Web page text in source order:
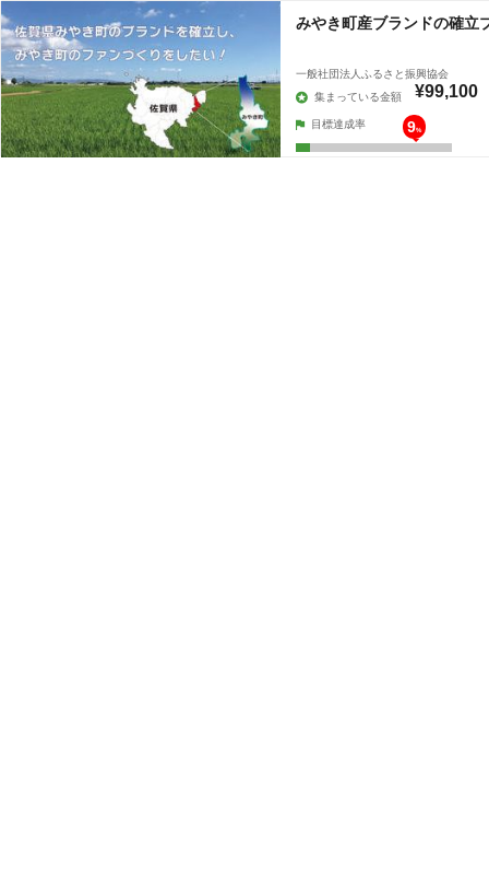
みやき町産ブランドの確立
一般社団法人ふるさと振興協会
集まっている金額
¥99,100
目標達成率 9%